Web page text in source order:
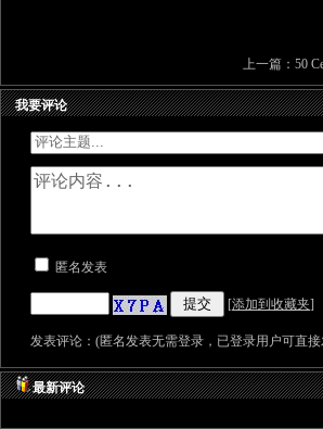
上一篇： 50
我要评论
匿名发表
[添加到收藏夹]
发表评论：(匿名发表无需登录，已登录用户可直接
最新评论